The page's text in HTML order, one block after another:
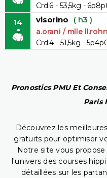
Crd:6 - 53,5kg -
14 visorino ( h3 )
a.orani / mlle
Crd:4 - 51,5kg -
Pronostics PMU Et
Paris
Découvrez les
gratuits pour optimiser
Notre site vous
l'univers des courses
détaillées sur les